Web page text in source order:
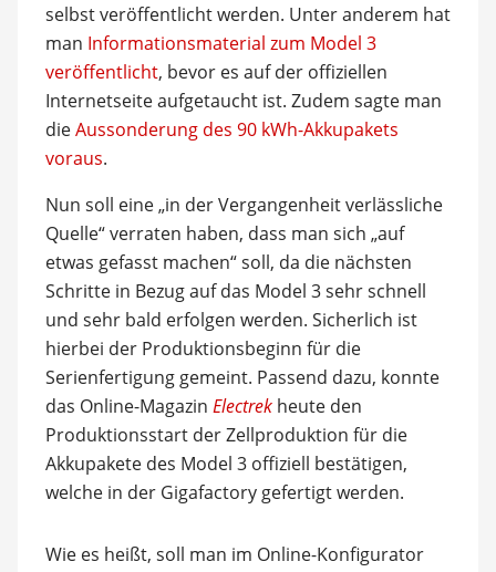
selbst veröffentlicht werden. Unter anderem hat
man Informationsmaterial zum Model 3
veröffentlicht, bevor es auf der offiziellen
Internetseite aufgetaucht ist. Zudem sagte man
dieAussonderung des 90 kWh-Akkupakets
voraus.
Nun soll eine „in der Vergangenheit verlässliche
Quelle“ verraten haben, dass man sich „auf
etwas gefasst machen“ soll, da die nächsten
Schritte in Bezug auf das Model 3 sehr schnell
und sehr bald erfolgen werden. Sicherlich ist
hierbei der Produktionsbeginn für die
Serienfertigung gemeint. Passend dazu, konnte
das Online-Magazin Electrekheute den
Produktionsstart der Zellproduktion für die
Akkupakete des Model 3 offiziell bestätigen,
welche in der Gigafactory gefertigt werden.
Wie es heißt, soll man im Online-Konfigurator